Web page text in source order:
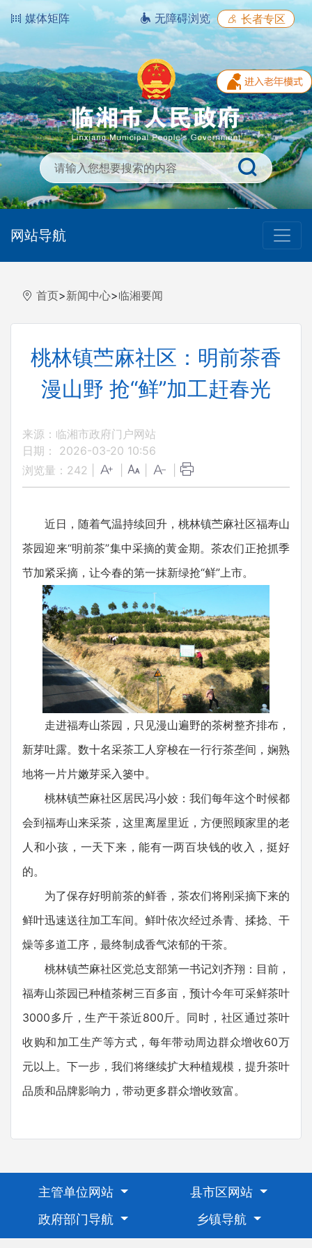
媒体矩阵 无障碍浏览 长者专区
网站导航
首页>新闻中心>临湘要闻
桃林镇苎麻社区：明前茶香
漫山野 抢“鲜”加工赶春光
来源：临湘市政府门户网站
日期： 2026-03-20 10:56
浏览量： 242
近日，随着气温持续回升，桃林镇苎麻社区福寿山
茶园迎来“明前茶”集中采摘的黄金期。茶农们正抢抓季
节加紧采摘，让今春的第一抹新绿抢“鲜”上市。
走进福寿山茶园，只见漫山遍野的茶树整齐排布，
新芽吐露。数十名采茶工人穿梭在一行行茶垄间，娴熟
地将一片片嫩芽采入篓中。
桃林镇苎麻社区居民冯小姣：我们每年这个时候都
会到福寿山来采茶，这里离屋里近，方便照顾家里的老
人和小孩，一天下来，能有一两百块钱的收入，挺好
的。
为了保存好明前茶的鲜香，茶农们将刚采摘下来的
鲜叶迅速送往加工车间。鲜叶依次经过杀青、揉捻、干
燥等多道工序，最终制成香气浓郁的干茶。
桃林镇苎麻社区党总支部第一书记刘齐翔：目前，
福寿山茶园已种植茶树三百多亩，预计今年可采鲜茶叶
3000多斤，生产干茶近800斤。同时，社区通过茶叶
收购和加工生产等方式，每年带动周边群众增收60万
元以上。下一步，我们将继续扩大种植规模，提升茶叶
品质和品牌影响力，带动更多群众增收致富。
主管单位网站
县市区网站
政府部门导航
乡镇导航